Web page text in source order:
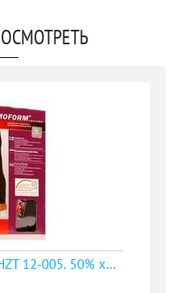
Кальсоны Thermoform HZT 12-005. 50% хлопок, 50% синтетика